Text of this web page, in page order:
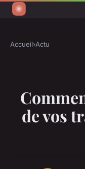
Accueil›Actu
de vos